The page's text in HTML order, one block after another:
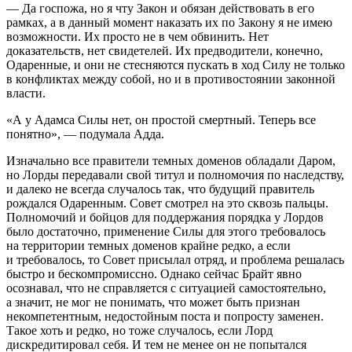
— Да госпожа, но я чту Закон и обязан действовать в его
рамках, а в данный момент наказать их по Закону я не имею
возможности. Их просто не в чем обвинить. Нет
доказательств, нет свидетелей. Их предводители, конечно,
Одаренные, и они не стесняются пускать в ход Силу не только
в конфликтах между собой, но и в противостоянии законной
власти.
«А у Адамса Силы нет, он простой смертный. Теперь все
понятно», — подумала Адда.
Изначально все правители темных доменов обладали Даром,
но Лорды передавали свой титул и полномочия по наследству,
и далеко не всегда случалось так, что будущий правитель
рождался Одаренным. Совет смотрел на это сквозь пальцы.
Полномочий и бойцов для поддержания порядка у Лордов
было достаточно, применение Силы для этого требовалось
на территории темных доменов крайне редко, а если
и требовалось, то Совет присылал отряд, и проблема решалась
быстро и бескомпромиссно. Однако сейчас Брайт явно
осознавал, что не справляется с ситуацией самостоятельно,
а значит, не мог не понимать, что может быть признан
некомпетентным, недостойным поста и попросту заменен.
Такое хоть и редко, но тоже случалось, если Лорд
дискредитировал себя. И тем не менее он не попытался